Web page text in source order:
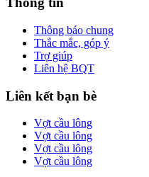
Thông báo chung
Thắc mắc, góp ý
Trợ giúp
Liên hệ BQT
Liên kết bạn bè
Vợt cầu lông
Vợt cầu lông
Vợt cầu lông
Vợt cầu lông